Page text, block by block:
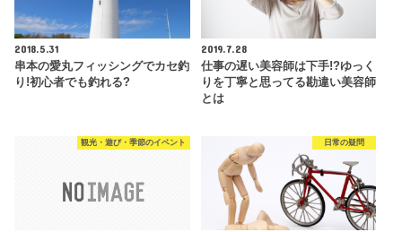
2018.5.31
串本の愛丸フィッシングでカセ釣
り!初心者でも釣れる?
2019.7.28
仕事の遅い美容師は下手!?ゆっく
りを丁寧と思ってる勘違い美容師
とは
観光・遊び・季節のイベント 日常の疑問